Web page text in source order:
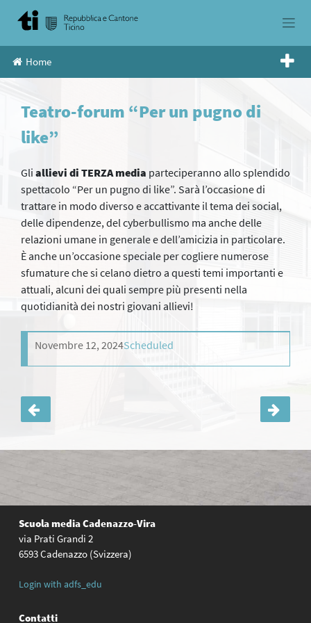
Home
Teatro-forum “Per un pugno di
like”
Gli allievi di TERZA media parteciperanno allo splendido
spettacolo “Per un pugno di like”. Sarà l’occasione di
trattare in modo diverso e accattivante il tema dei social,
delle dipendenze, del cyberbullismo ma anche delle
relazioni umane in generale e dell’amicizia in particolare.
È anche un’occasione speciale per cogliere numerose
sfumature che si celano dietro a questi temi importanti e
attuali, alcuni dei quali sempre più presenti nella
quotidianità dei nostri giovani allievi!
Novembre 12, 2024Scheduled
Navigazione
articoli
Scuola mediaCadenazzo-Vira
via Prati Grandi 2
6593 Cadenazzo (Svizzera)
Login with adfs_edu
Contatti